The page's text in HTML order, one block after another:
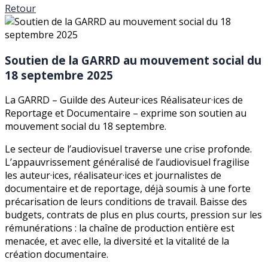
Retour
Soutien de la GARRD au mouvement social du
18 septembre 2025
La GARRD – Guilde des Auteur·ices Réalisateur·ices de
Reportage et Documentaire – exprime son soutien au
mouvement social du 18 septembre.
Le secteur de l’audiovisuel traverse une crise profonde.
L’appauvrissement généralisé de l’audiovisuel fragilise
les auteur·ices, réalisateur·ices et journalistes de
documentaire et de reportage, déjà soumis à une forte
précarisation de leurs conditions de travail. Baisse des
budgets, contrats de plus en plus courts, pression sur les
rémunérations : la chaîne de production entière est
menacée, et avec elle, la diversité et la vitalité de la
création documentaire.